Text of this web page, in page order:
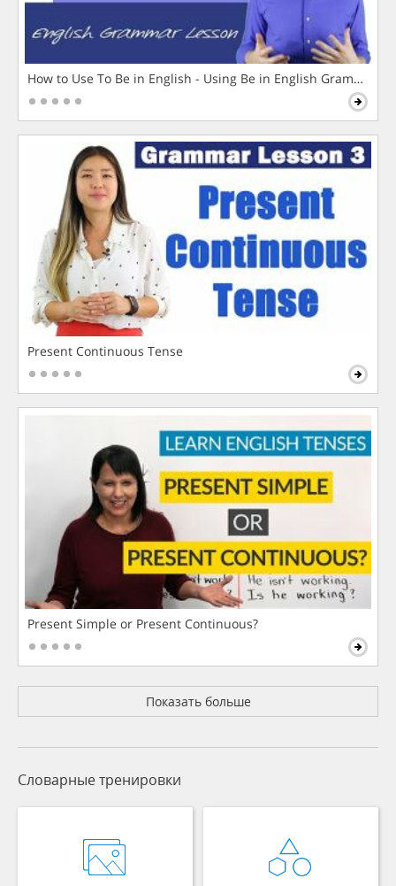
How to Use To Be in English - Using Be in English Grammar
Present Continuous Tense
Present Simple or Present Continuous?
Показать больше
Словарные тренировки